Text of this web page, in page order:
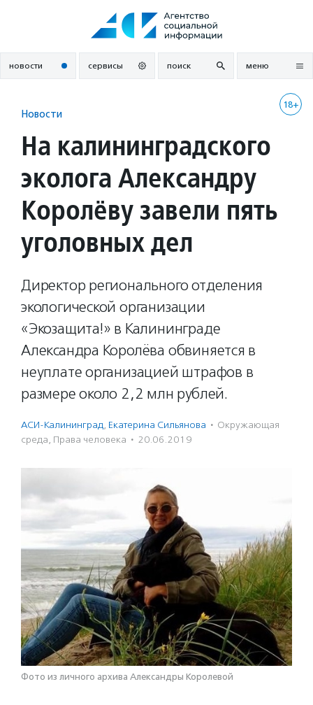
новости сервисы поиск меню
18+
Новости
На калининградского
эколога Александру
Королёву завели пять
уголовных дел
Директор регионального отделения
экологической организации
«Экозащита!» в Калининграде
Александра Королёва обвиняется в
неуплате организацией штрафов в
размере около 2,2 млн рублей.
АСИ-Калининград, Екатерина Сильянова · Окружающая
среда, Права человека · 20.06.2019
Фото из личного архива Александры Королевой